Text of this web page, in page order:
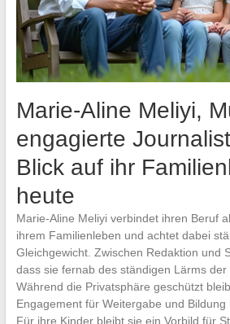
Marie-Aline Meliyi,
engagierte
Blick auf ihr
heute
Marie-Aline Meliyi verbindet ihren Beruf
ihrem Familienleben und achtet dabei
Gleichgewicht. Zwischen Redaktion und
dass sie fernab des ständigen Lärms der
Während die Privatsphäre geschützt
Engagement für Weitergabe und Bildung
Für ihre Kinder bleibt sie ein Vorbild für